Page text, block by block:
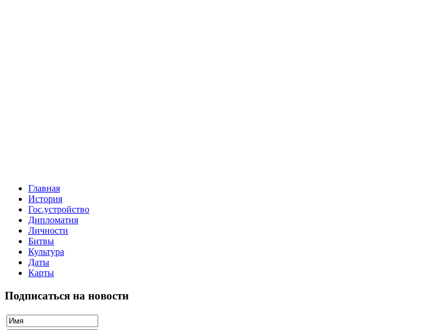
Главная
История
Гос.устройство
Дипломатия
Личности
Битвы
Культура
Даты
Карты
Подписаться на новости